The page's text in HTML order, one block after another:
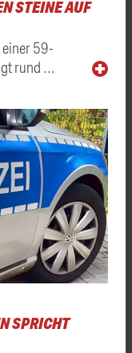
STEINE AUF
einer 59-
rund …
SPRICHT